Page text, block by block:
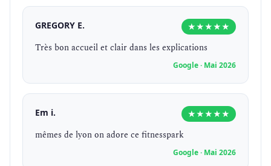
GREGORY E. ★★★★★
Très bon accueil et clair dans les explications
Google · Mai 2026
Em i. ★★★★★
mêmes de lyon on adore ce fitnesspark
Google · Mai 2026